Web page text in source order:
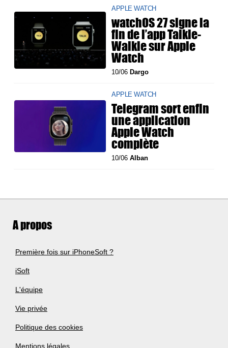
APPLE WATCH
watchOS 27 signe la
fin de l’app Talkie-
Walkie sur Apple
Watch
10/06 Dargo
APPLE WATCH
Telegram sort enfin
une application
Apple Watch
complète
10/06Alban
A propos
Première fois sur iPhoneSoft ?
iSoft
L'équipe
Vie privée
Politique des cookies
Mentions légales